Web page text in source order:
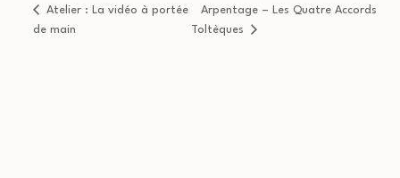
Atelier : La vidéo à portée
de main
Arpentage – Les Quatre Accords
Toltèques